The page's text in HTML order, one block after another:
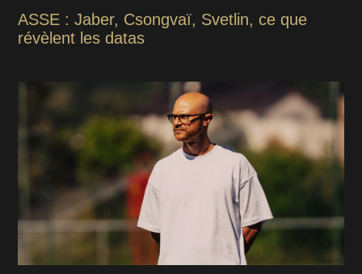
ASSE : Jaber, Csongvaï, Svetlin, ce que
révèlent les datas